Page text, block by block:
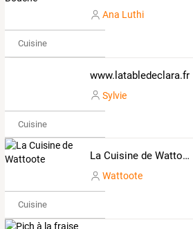
Ana Luthi
Cuisine
www.latabledeclara.fr
Sylvie
Cuisine
La Cuisine de Wattoote
Wattoote
Cuisine